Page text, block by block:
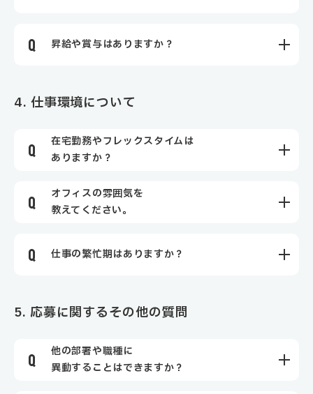
昇給や賞与はありますか？
4. 仕事環境について
在宅勤務やフレックスタイムは
ありますか？
オフィスの雰囲気を
教えてください。
仕事の繁忙期はありますか？
5. 応募に関するその他の質問
他の部署や職種に
異動することはできますか？